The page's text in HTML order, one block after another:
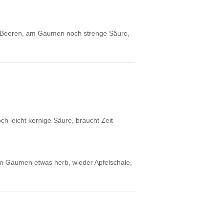
am Gaumen noch strenge Säure,
leicht kernige Säure, braucht Zeit
etwas herb, wieder Apfelschale,